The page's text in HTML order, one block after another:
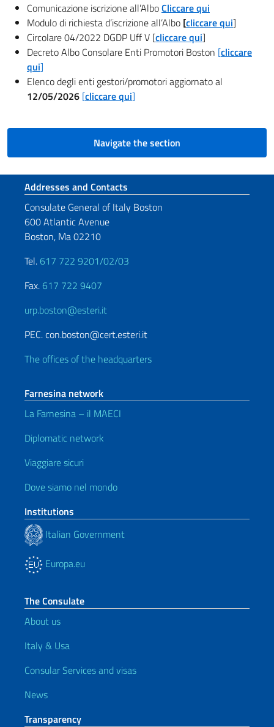
Comunicazione iscrizione all’AlboCliccare qui
Modulo di richiesta d’iscrizione all’Albo [cliccarequi]
Circolare 04/2022 DGDP Uff V [cliccare qui]
Decreto Albo Consolare Enti Promotori Boston [cliccare
qui]
Elenco degli enti gestori/promotori aggiornato al
12/05/2026 [cliccare qui]
Navigate the section
Footer section
Addresses and Contacts
Consulate General of Italy Boston
600 Atlantic Avenue
Boston, Ma 02210
Tel. 617 722 9201/02/03
Fax. 617 722 9407
urp.boston@esteri.it
PEC. con.boston@cert.esteri.it
The offices of the headquarters
Farnesina network
La Farnesina – il MAECI
Diplomatic network
Viaggiare sicuri
Dove siamo nel mondo
Institutions
Italian Government
Europa.eu
The Consulate
About us
Italy & Usa
Consular Services and visas
News
Transparency